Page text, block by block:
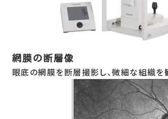
網膜の断層像
眼底の網膜を断層撮影し、微細な組織を